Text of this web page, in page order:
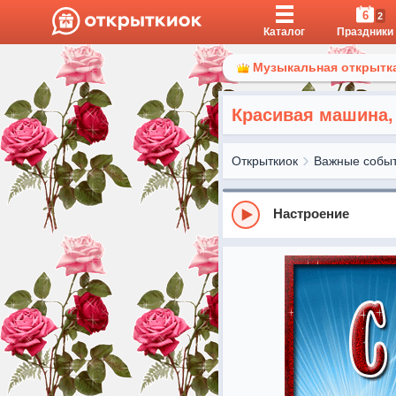
Каталог
6 2
Праздники
Музыкальная
Красивая
Открыткиок Важные
Настроение